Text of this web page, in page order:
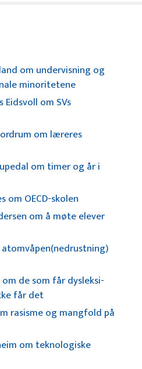
om undervisning og
minoritetene
Eidsvoll om SVs
om læreres
om timer og år i
om OECD-skolen
om å møte elever
de som får dysleksi-
får det
rasisme og mangfold på
om teknologiske